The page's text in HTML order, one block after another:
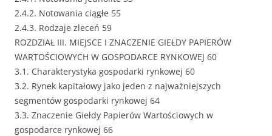
2.4.2. Notowania ciągłe 55
2.4.3. Rodzaje zleceń 59
ROZDZIAŁ III. MIEJSCE I ZNACZENIE GIEŁDY PAPIERÓW
WARTOŚCIOWYCH W GOSPODARCE RYNKOWEJ 60
3.1. Charakterystyka gospodarki rynkowej 60
3.2. Rynek kapitałowy jako jeden z najważniejszych
segmentów gospodarki rynkowej 64
3.3. Znaczenie Giełdy Papierów Wartościowych w
gospodarce rynkowej 66